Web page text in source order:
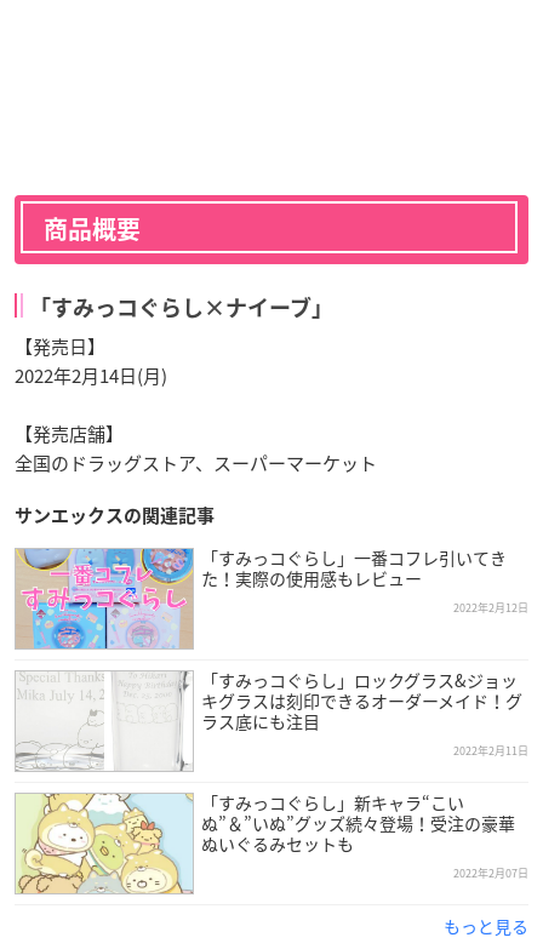
商品概要
「すみっコぐらし×ナイーブ」
【発売日】
2022年2月14日(月)
【発売店舗】
全国のドラッグストア、スーパーマーケット
サンエックスの関連記事
「すみっコぐらし」一番コフレ引いてき
た！実際の使用感もレビュー
2022年2月12日
「すみっコぐらし」ロックグラス&ジョッ
キグラスは刻印できるオーダーメイド！グ
ラス底にも注目
2022年2月11日
「すみっコぐらし」新キャラ“こい
ぬ”＆”いぬ”グッズ続々登場！受注の豪華
ぬいぐるみセットも
2022年2月07日
もっと見る